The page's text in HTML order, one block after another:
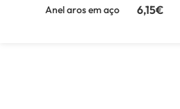
Anel aros em aço 6,15€